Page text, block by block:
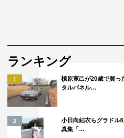
ランキング
1
槙原寛己が20歳で買っ
タルパネル…
2
小日向結衣らグラドル
真集「…